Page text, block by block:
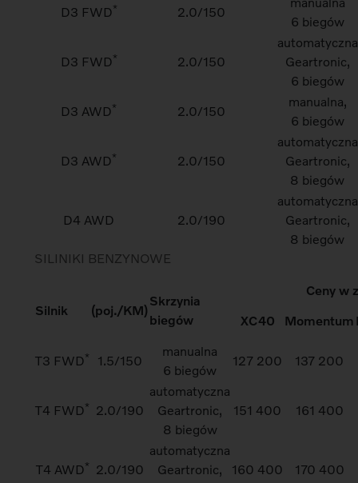
D3 FWD* 2.0/150
6 biegów
D3 FWD* 2.0/150
automatyczna
Geartronic,
6 biegów
D3 AWD* 2.0/150
manualna,
6 biegów
D3 AWD* 2.0/150
automatyczna
Geartronic,
8 biegów
D4 AWD 2.0/190
automatyczna
Geartronic,
8 biegów
SILINIKI BENZYNOWE
Silnik (poj./KM)
Skrzynia
biegów
Ceny w
XC40
Momentum
T3 FWD* 1.5/150
manualna
6 biegów
127 200 137 200
T4 FWD* 2.0/190
automatyczna
Geartronic,
8 biegów
151 400 161 400
T4 AWD* 2.0/190
automatyczna
Geartronic,
160 400 170 400